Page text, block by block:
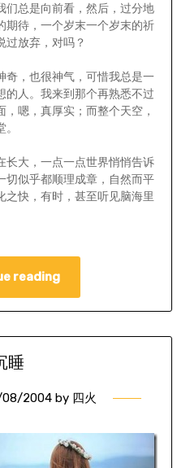
们总是向前看，然后，过分地
期待，一个岁末一个岁末的祈
过放弃，对吗？
奇，也很神气，可惜我总是一
的人。我来到那个再熟悉不过
嗯，真厚实；而整个天空，
长大，一点一点世界悄悄告诉
切似乎都顺理成章，自然而平
之快，有时，甚至听见脑海里
reading
睡
2004 by 四火